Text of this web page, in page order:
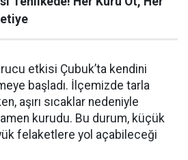
etkisi Çubuk’ta kendini
başladı. İlçemizde tarla
aşırı sıcaklar nedeniyle
kurudu. Bu durum, küçük
felaketlere yol açabileceği